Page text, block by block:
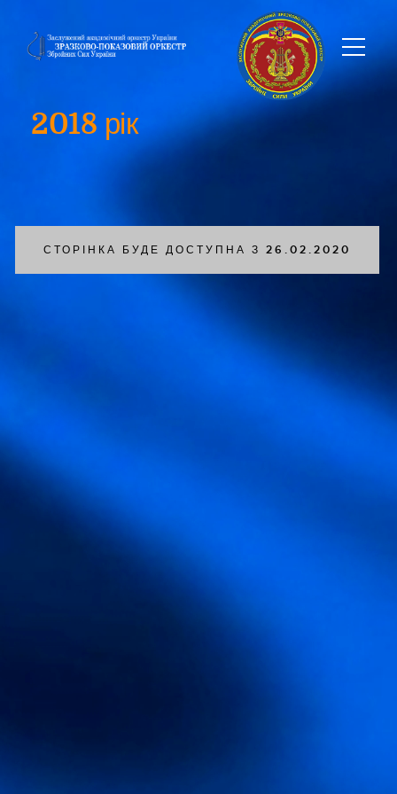
2018 рік
СТОРІНКА БУДЕ ДОСТУПНА З 26.02.2020